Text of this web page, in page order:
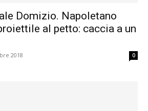
Domizio. Napoletano
al petto: caccia a un
2018 0